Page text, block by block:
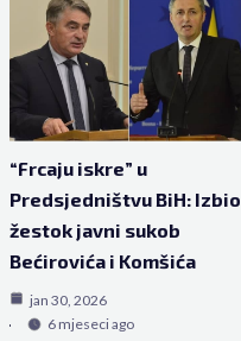
“Frcaju iskre” u
Predsjedništvu BiH: Izbio
žestok javni sukob
Bećirovića i Komšića
jan 30, 2026
6 mjeseci ago